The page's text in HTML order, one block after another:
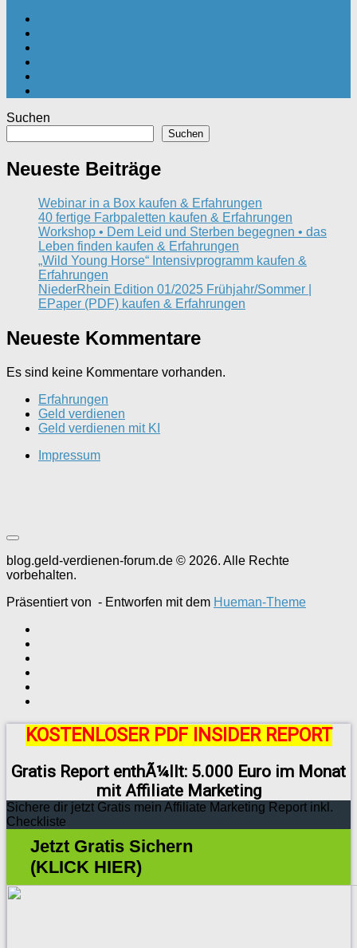
Suchen
Suchen
Neueste Beiträge
Webinar in a Box kaufen & Erfahrungen
40 fertige Farbpaletten kaufen & Erfahrungen
Workshop • Dem Leid und Sterben begegnen • das
Leben finden kaufen & Erfahrungen
„Wild Young Horse“ Intensivprogramm kaufen &
Erfahrungen
NiederRhein Edition 01/2025 Frühjahr/Sommer |
EPaper (PDF) kaufen & Erfahrungen
Neueste Kommentare
Es sind keine Kommentare vorhanden.
Erfahrungen
Geld verdienen
Geld verdienen mit KI
Impressum
blog.geld-verdienen-forum.de © 2026. Alle Rechte
vorbehalten.
Präsentiert von - Entworfen mit dem Hueman-Theme
KOSTENLOSER PDF INSIDER REPORT
Gratis Report enthÃ¼llt: 5.000 Euro im Monat
mit Affiliate Marketing
Sichere dir jetzt Gratis mein Affiliate Marketing Report inkl.
Checkliste
Jetzt Gratis Sichern
(KLICK HIER)